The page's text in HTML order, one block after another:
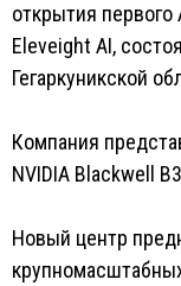
открытия первого
Eleveight AI,
Гегаркуникской
Компания
NVIDIA Blackwell
Новый центр